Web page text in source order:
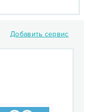
Добавить сервис